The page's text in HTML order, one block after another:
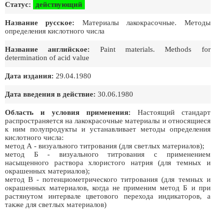
Статус: действующий
Название русское: Материалы лакокрасочные. Методы
определения кислотного числа
Название английское: Paint materials. Methods for
determination of acid value
Дата издания: 29.04.1980
Дата введения в действие: 30.06.1980
Область и условия применения: Настоящий стандарт
распространяется на лакокрасочные материалы и относящиеся
к ним полупродукты и устанавливает методы определения
кислотного числа:
метод А - визуального титрования (для светлых материалов);
метод Б - визуального титрования с применением
насыщенного раствора хлористого натрия (для темных и
окрашенных материалов);
метод В - потенциометрического титрования (для темных и
окрашенных материалов, когда не применим метод Б и при
растянутом интервале цветового перехода индикаторов, а
также для светлых материалов)